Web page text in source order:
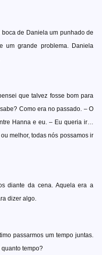
de Daniela um punhado de
um grande problema. Daniela
que talvez fosse bom para
Como era no passado. – O
Hanna e eu. – Eu queria ir…
melhor, todas nós possamos ir
diante da cena. Aquela era a
dizer algo.
passarmos um tempo juntas.
quanto tempo?